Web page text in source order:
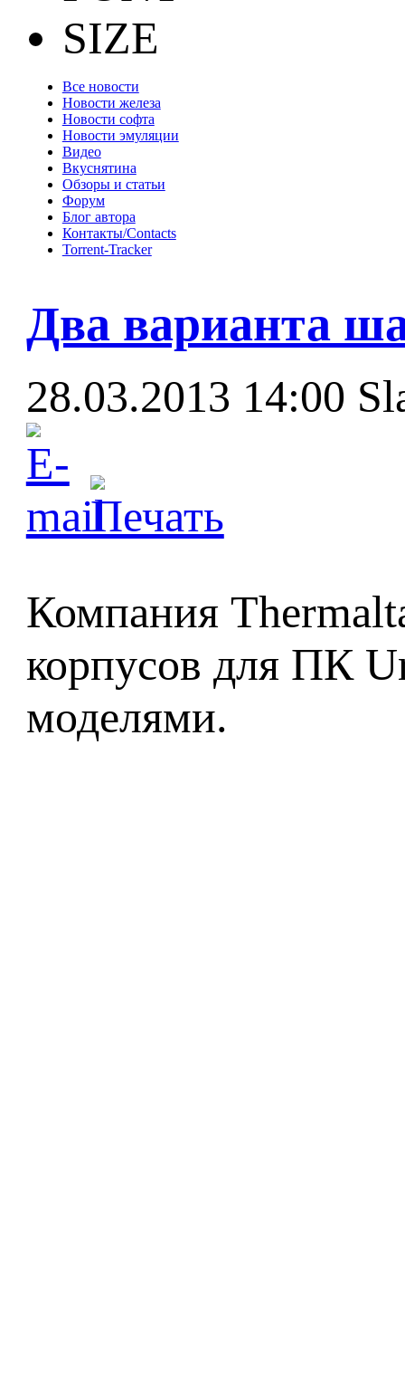
Все новости
Новости железа
Новости софта
Новости эмуляции
Видео
Вкуснятина
Обзоры и статьи
Форум
Блог автора
Контакты/Contacts
Torrent-Tracker
Два варианта
28.03.2013 14:00
Компания
корпусов для ПК
моделями.